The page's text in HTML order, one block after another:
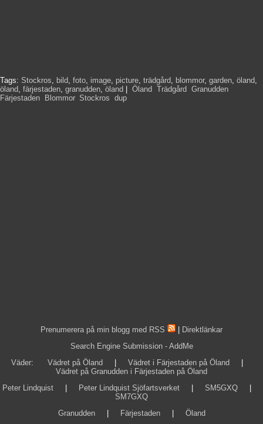
Tags: Stockros, bild, foto, image, picture, trädgård, blommor, garden, öland,
öland, färjestaden, granudden, öland Öland Trädgård Granudden
Färjestaden
Blommor, Stockros dup
Prenumerera på min blogg med RSS
Direktlänkar
Search Engine Submission - AddMe
Väder: Vädret på Öland Vädret i Färjestaden på Öland
Vädret på Granudden i Färjestaden på Öland
Peter Lindquist
Peter Lindquist Sjöfartsverket SM5GXQ
SM7GXQ
Granudden| Färjestaden| Öland